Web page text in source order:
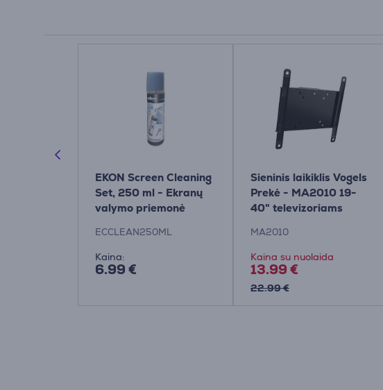
EKON Screen Cleaning
Set, 250 ml - Ekranų
valymo priemonė
ECCLEAN250ML
Kaina:
6.99 €
Sieninis laikiklis Vogels
Prekė - MA2010 19-
40" televizoriams
MA2010
Kaina su nuolaida
13.99 €
22.99 €